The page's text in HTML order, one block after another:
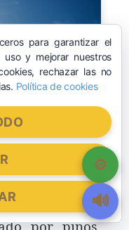
no me
sean
verdes
para garantizar el
y mejorar nuestros
rechazar las no
Política de cookies